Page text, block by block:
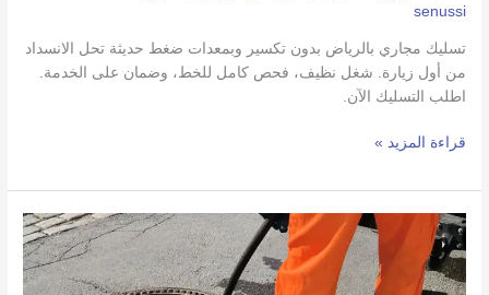
senussi
تسليك مجاري بالرياض بدون تكسير وبمعدات ضغط حديثة تحل الانسداد
من أول زيارة. شغل نظيف، فحص كامل للخط، وضمان على الخدمة.
اطلب التسليك الآن.
قراءة المزيد »
شركة
تسليك
مجاري